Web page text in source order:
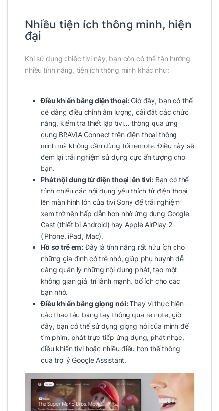
Nhiều tiện ích thông minh, hiện
đại
Khi sử dụng chiếc tivi này, bạn còn có thể tận hưởng
nhiều tính năng, tiện ích thông minh khác như:
Điều khiển bằng điện thoại: Giờ đây, bạn có thể
dễ dàng điều chỉnh âm lượng, cài đặt các chức
năng, kiểm tra thiết lập tivi… thông qua ứng
dụng BRAVIA Connect trên điện thoại thông
minh mà không cần dùng tới remote. Điều này sẽ
đem lại trải nghiệm sử dụng cực ấn tượng cho
bạn.
Phát nội dung từ điện thoại lên tivi:Bạn có thể
trình chiếu các nội dung yêu thích từ điện thoại
lên màn hình lớn của tivi Sony để trải nghiệm
xem trở nên hấp dẫn hơn nhờ ứng dụng Google
Cast (thiết bị Android) hay Apple AirPlay 2
(iPhone, iPad, Mac).
Hồ sơ trẻ em:Đây là tính năng rất hữu ích cho
những gia đình có trẻ nhỏ, giúp phụ huynh dễ
dàng quản lý những nội dung phát, tạo một
không gian giải trí lành mạnh, bổ ích cho các
bạn nhỏ.
Điều khiển bằng giọng nói:Thay vì thực hiện
các thao tác bằng tay thông qua remote, giờ
đây, bạn có thể sử dụng giọng nói của mình để
tìm phim, phát trực tiếp ứng dụng, phát nhạc,
điều khiển tivi hoặc nhiều điều hơn thế thông
qua trợ lý Google Assistant.